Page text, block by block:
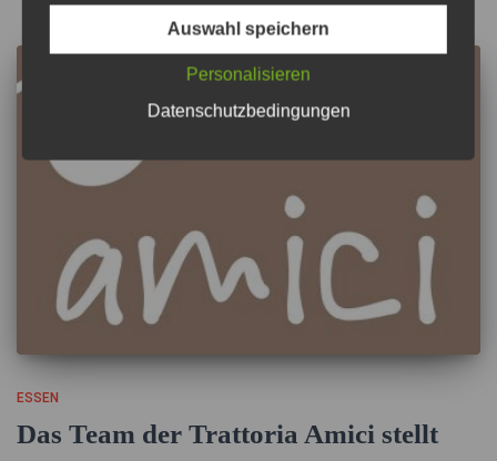
ESSEN
Das Team der Trattoria Amici stellt
Auswahl speichern
Personalisieren
Datenschutzbedingungen